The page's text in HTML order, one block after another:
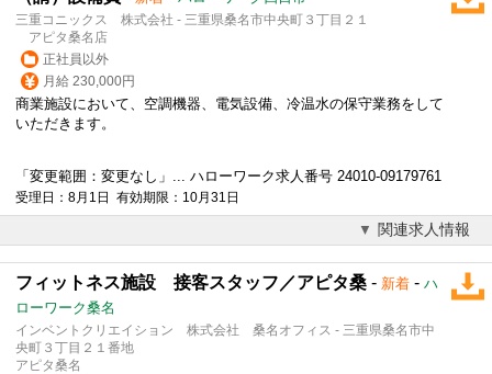
三重コニックス 株式会社 - 三重県桑名市中央町３丁目２１
アピタ桑名店
正社員以外
月給 230,000円
商業施設において、空調機器、電気設備、冷温水の保守業務をして
いただきます。
「変更範囲：変更なし」... ハローワーク求人番号 24010-09179761
受理日：8月1日 有効期限：10月31日
関連求人情報
フィットネス施設 接客スタッフ／アピタ桑 - 新着 - ハ
ローワーク桑名
インベントクリエイション 株式会社 桑名オフィス - 三重県桑名市中
央町３丁目２１番地
アピタ桑名